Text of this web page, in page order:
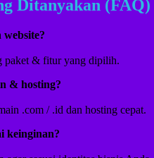
Ditanyakan (FAQ)
website?
paket & fitur yang dipilih.
& hosting?
.com / .id dan hosting cepat.
keinginan?